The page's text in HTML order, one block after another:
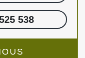
538